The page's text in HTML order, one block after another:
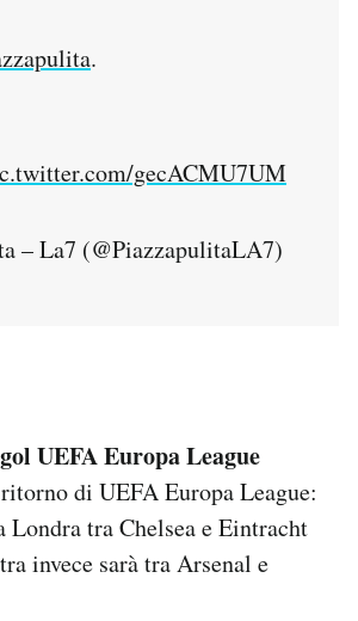
.
gecACMU7UM
– La7 (@PiazzapulitaLA7)
UEFA Europa League
di UEFA Europa League:
Londra tra Chelsea e Eintracht
invece sarà tra Arsenal e